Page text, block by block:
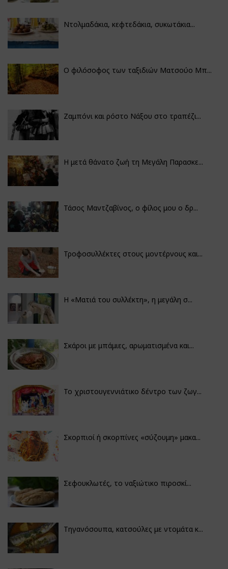
Ντολμαδάκια, κεφτεδάκια, συκωτάκια...
Ο φιλόσοφος των ταξιδιών Ματσούο Μπ...
Ζαμπόνι και ρόστο Νάξου στο τραπέζι...
Η μετά θάνατο ζωή τη Μεγάλη Παρασκε...
Τάσος Μαντζαβίνος, ο φίλος μου ο δρ...
Τροφοσυλλέκτες στους μοντέρνους και...
H «Ματιά του συλλέκτη», η μεγάλη σ...
Σκάροι με μπάμιες, αρωματισμένα και...
Το χριστουγεννιάτικο δέντρο των ζωγ...
Σκορπιοί ή σκορπίνες «σύζουμη» μακα...
Σεφουκλωτές, το ναξιώτικο πιροσκί...
Τηγανόσουπα, κατσούλες με ντομάτα κ...